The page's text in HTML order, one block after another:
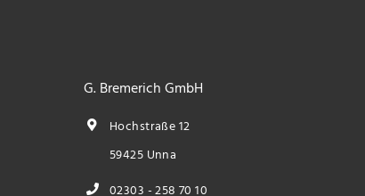
G. Bremerich GmbH
Hochstraße 12
59425 Unna
02303 - 258 70 10